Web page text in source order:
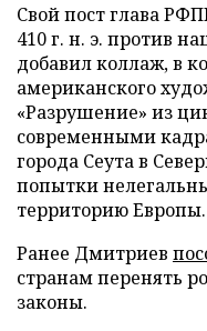
Свой пост глава
410 г. н. э. против
добавил коллаж, в
американского
«Разрушение» из
современными
города Сеута в
попытки
территорию Европы.
Ранее Дмитриев
странам перенять
законы.